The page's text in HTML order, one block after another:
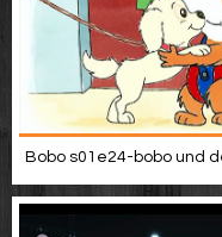
Bobo s01e24-bobo und